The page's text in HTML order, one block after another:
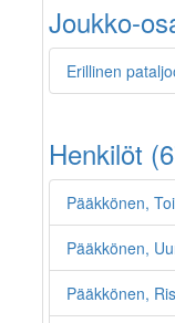
Joukko-
Erillinen
Henkilöt
Pääkkönen,
Pääkkönen,
Pääkkönen,